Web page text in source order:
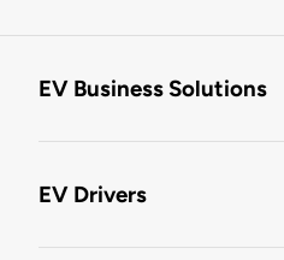
EV Business Solutions
EV Drivers